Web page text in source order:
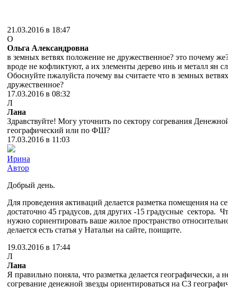
21.03.2016 в 18:47
О
Ольга Александровна
в земных ветвях положение не дружественное? это почему
вроде не кофликтуют, а их элементы дерево инь и металл ян
Обоснуйте пжалуйста почему вы считаете что в земных
дружественное?
17.03.2016 в 08:32
Л
Лана
Здравствуйте! Могу уточнить по сектору согревания
географический или по ФШ?
17.03.2016 в 11:03
Ирина
Автор
Добрый день.
Для проведения активаций делается разметка помещения на
достаточно 45 градусов, для других -15 градусные сектора.
нужно сориентировать ваше жилое пространство
делается есть статья у Натальи на сайте, поищите.
19.03.2016 в 17:44
Л
Лана
Я правильно поняла, что разметка делается географически, а
согревание денежной звезды ориентироваться на СЗ